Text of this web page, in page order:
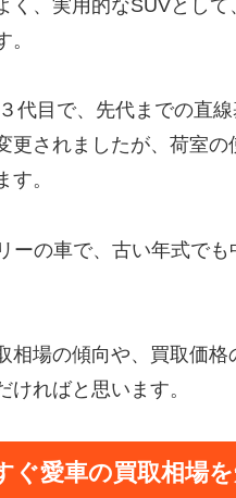
く、実用的なSUVとし
代目で、先代までの直
更されましたが、荷室
。
ーの車で、古い年式で
相場の傾向や、買取価
ればと思います。
ぐ愛車の買取相場